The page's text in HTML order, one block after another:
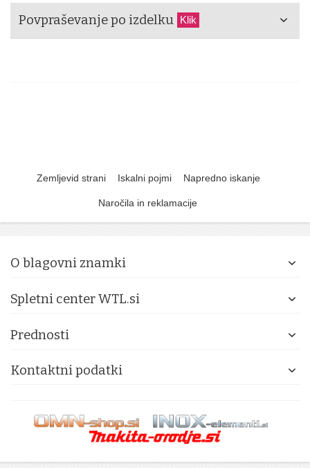
Povpraševanje po izdelku Klik
Zemljevid strani Iskalni pojmi Napredno iskanje
Naročila in reklamacije
O blagovni znamki
Spletni center WTL.si
Prednosti
Kontaktni podatki